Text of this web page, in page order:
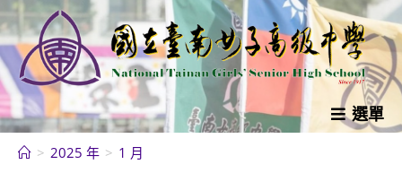
跳
轉
至
主
要
內
選單
> 2025 年 > 1 月